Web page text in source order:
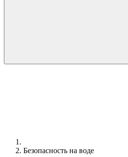
Безопасность на воде